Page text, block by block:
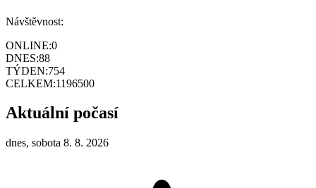
Návštěvnost:
ONLINE:0
DNES:88
TÝDEN:754
CELKEM:1196500
Aktuální počasí
dnes, sobota 8. 8. 2026